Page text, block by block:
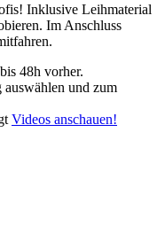
Inklusive Leihmaterial
Im Anschluss
48h vorher.
und zum
Videos anschauen!